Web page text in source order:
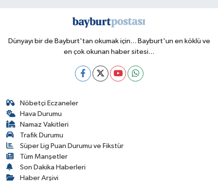
Dünyayı bir de Bayburt'tan okumak için... Bayburt'un en köklü ve
en çok okunan haber sitesi...
Nöbetçi Eczaneler
Hava Durumu
Namaz Vakitleri
Trafik Durumu
Süper Lig Puan Durumu ve Fikstür
Tüm Manşetler
Son Dakika Haberleri
Haber Arşivi